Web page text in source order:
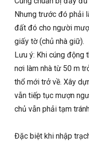
Nhưng trước đó phải
đất đó cho người
giấy tờ (chủ nhà giữ).
Lưu ý: Khi cúng động
nơi làm nhà từ 50 m
thổ mới trở về. Xây
vẫn tiếp tục mượn
chủ vẫn phải tạm
Đặc biệt khi nhập